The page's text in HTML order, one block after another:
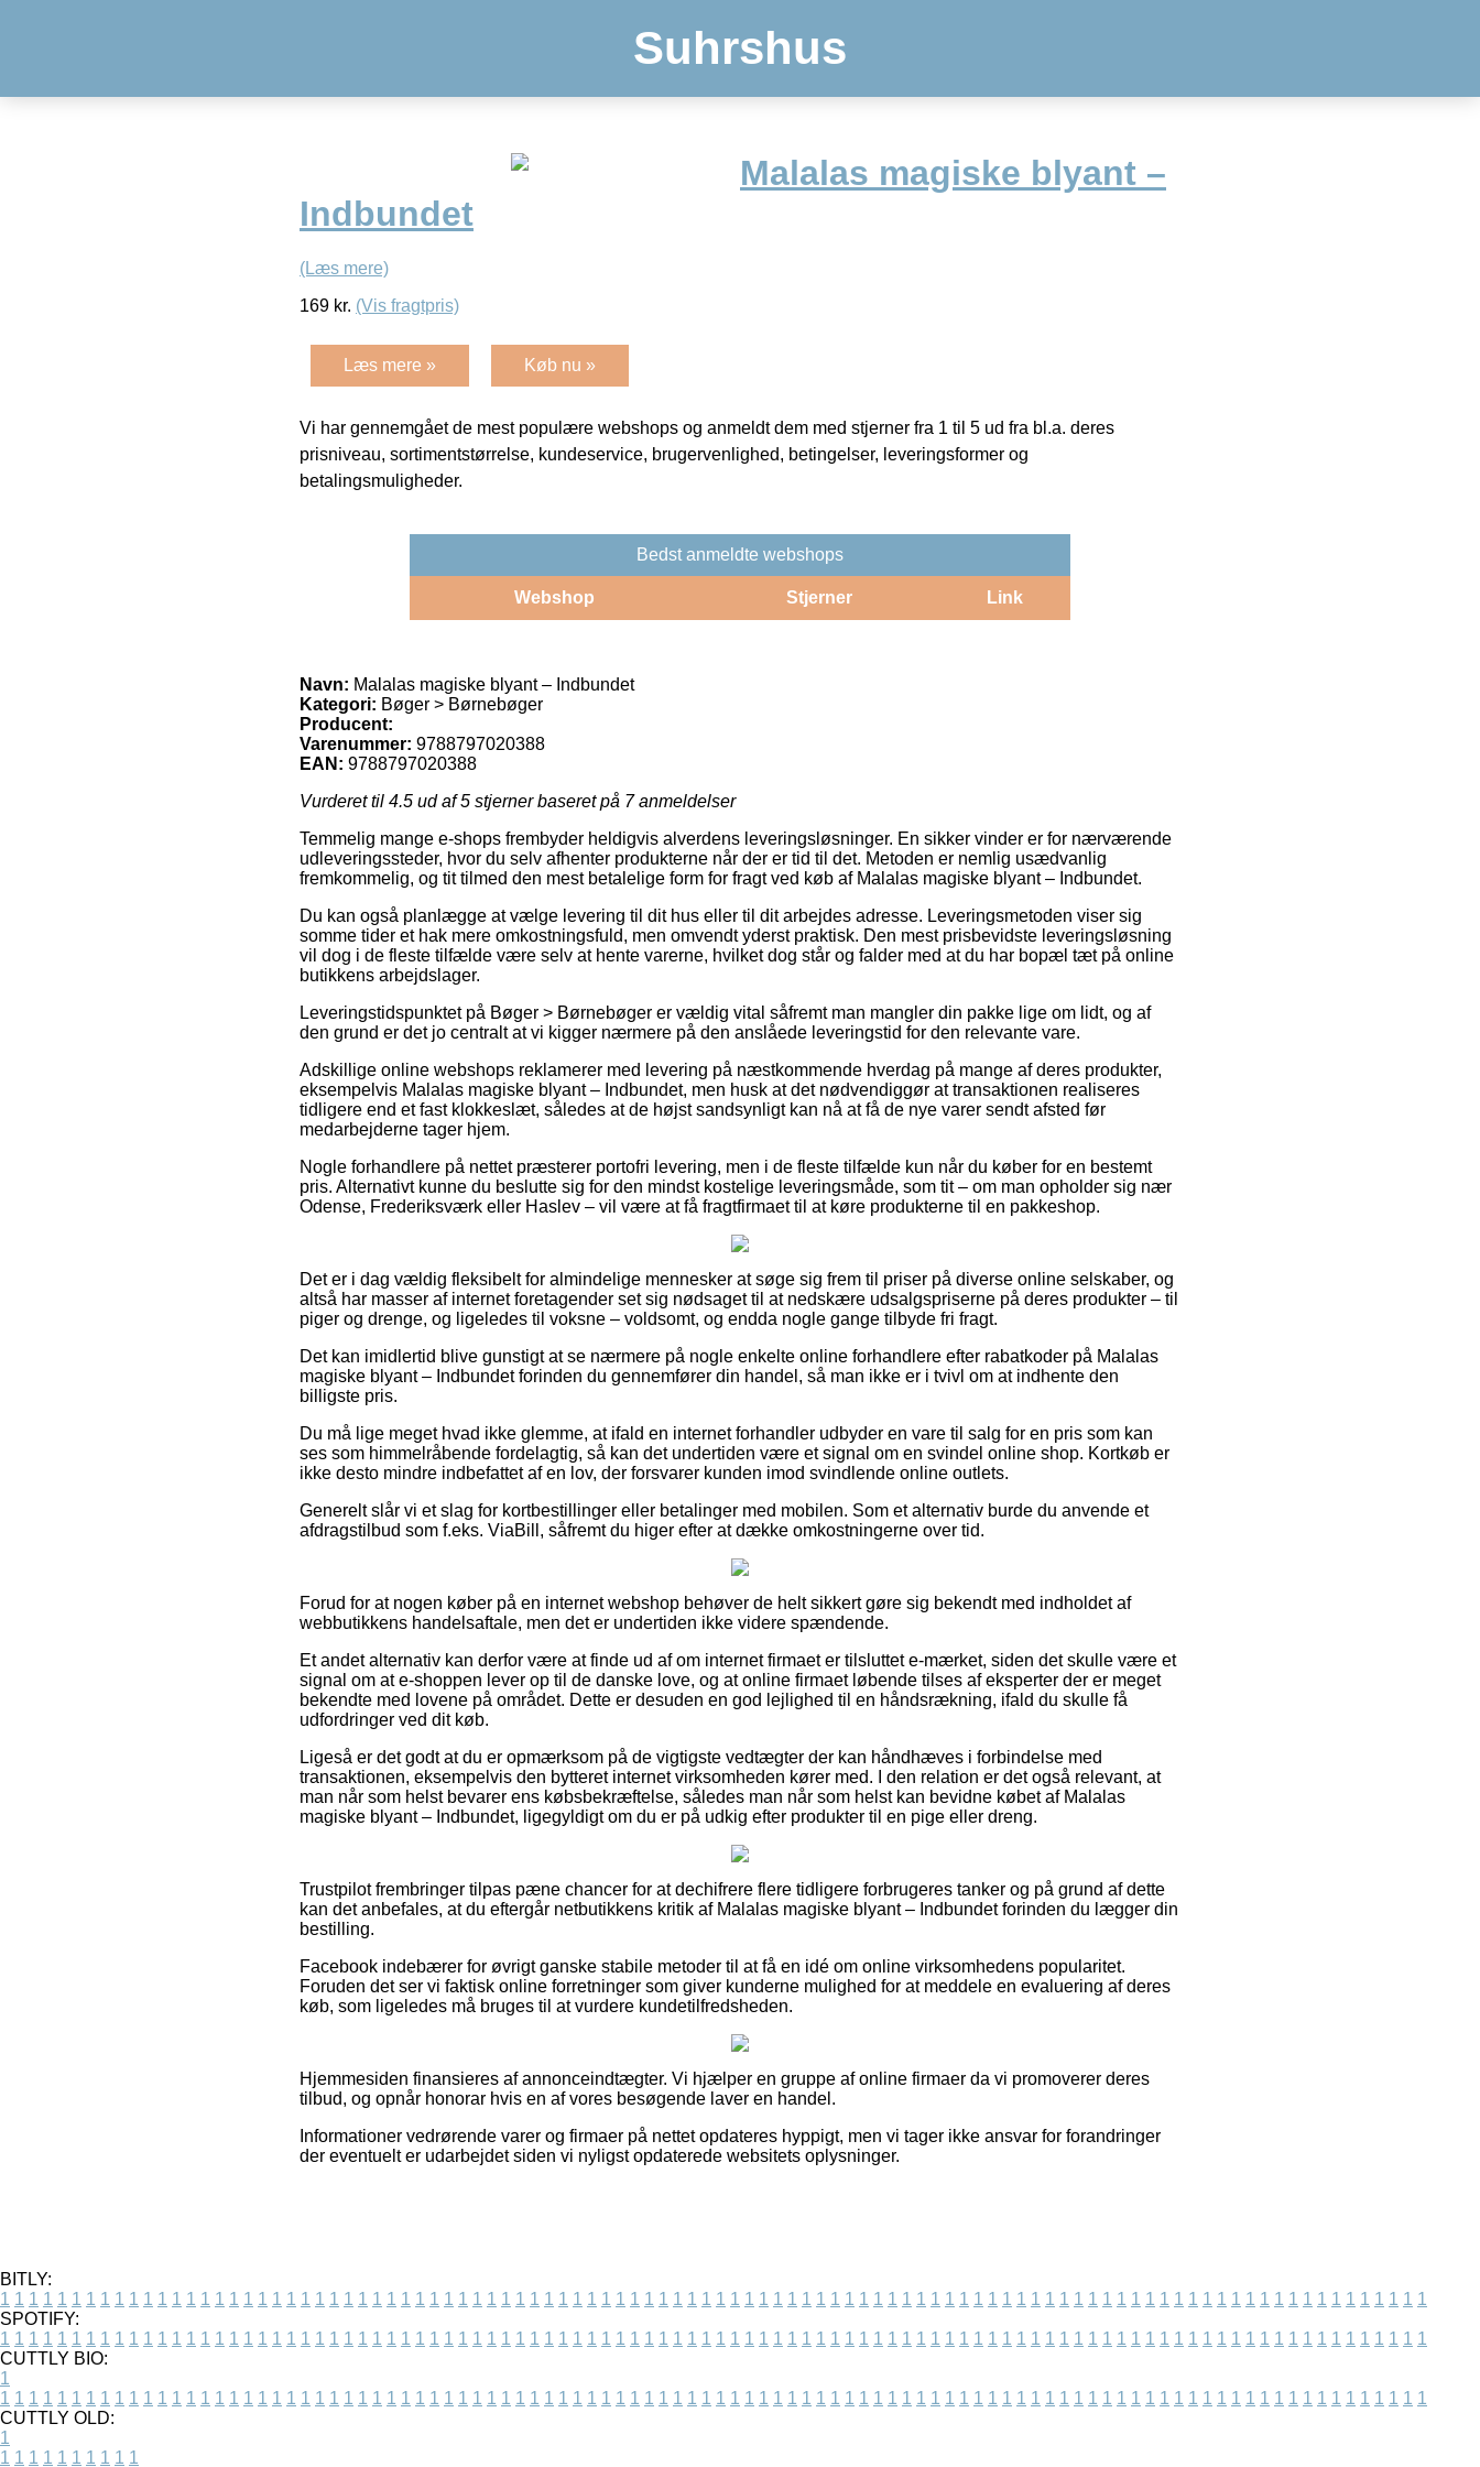
Suhrshus
Malalas magiske blyant –
Indbundet
(Læs mere)
169 kr. (Vis fragtpris)
Læs mere » Køb nu »
Vi har gennemgået de mest populære webshops og anmeldt dem med stjerner fra 1 til 5 ud fra bl.a. deres
prisniveau, sortimentstørrelse, kundeservice, brugervenlighed, betingelser, leveringsformer og
betalingsmuligheder.
Bedst anmeldte webshops
Webshop Stjerner Link
Navn: Malalas magiske blyant – Indbundet
Kategori: Bøger > Børnebøger
Producent:
Varenummer: 9788797020388
EAN: 9788797020388
Vurderet til 4.5 ud af 5 stjerner baseret på 7anmeldelser
Temmelig mange e-shops frembyder heldigvis alverdens leveringsløsninger. En sikker vinder er for nærværende
udleveringssteder, hvor du selv afhenter produkterne når der er tid til det. Metoden er nemlig usædvanlig
fremkommelig, og tit tilmed den mest betalelige form for fragt ved køb af Malalas magiske blyant – Indbundet.
Du kan også planlægge at vælge levering til dit hus eller til dit arbejdes adresse. Leveringsmetoden viser sig
somme tider et hak mere omkostningsfuld, men omvendt yderst praktisk. Den mest prisbevidste leveringsløsning
vil dog i de fleste tilfælde være selv at hente varerne, hvilket dog står og falder med at du har bopæl tæt på online
butikkens arbejdslager.
Leveringstidspunktet på Bøger > Børnebøger er vældig vital såfremt man mangler din pakke lige om lidt, og af
den grund er det jo centralt at vi kigger nærmere på den anslåede leveringstid for den relevante vare.
Adskillige online webshops reklamerer med levering på næstkommende hverdag på mange af deres produkter,
eksempelvis Malalas magiske blyant – Indbundet, men husk at det nødvendiggør at transaktionen realiseres
tidligere end et fast klokkeslæt, således at de højst sandsynligt kan nå at få de nye varer sendt afsted før
medarbejderne tager hjem.
Nogle forhandlere på nettet præsterer portofri levering, men i de fleste tilfælde kun når du køber for en bestemt
pris. Alternativt kunne du beslutte sig for den mindst kostelige leveringsmåde, som tit – om man opholder sig nær
Odense, Frederiksværk eller Haslev – vil være at få fragtfirmaet til at køre produkterne til en pakkeshop.
Det er i dag vældig fleksibelt for almindelige mennesker at søge sig frem til priser på diverse online selskaber, og
altså har masser af internet foretagender set sig nødsaget til at nedskære udsalgspriserne på deres produkter – til
piger og drenge, og ligeledes til voksne – voldsomt, og endda nogle gange tilbyde fri fragt.
Det kan imidlertid blive gunstigt at se nærmere på nogle enkelte online forhandlere efter rabatkoder på Malalas
magiske blyant – Indbundet forinden du gennemfører din handel, så man ikke er i tvivl om at indhente den
billigste pris.
Du må lige meget hvad ikke glemme, at ifald en internet forhandler udbyder en vare til salg for en pris som kan
ses som himmelråbende fordelagtig, så kan det undertiden være et signal om en svindel online shop. Kortkøb er
ikke desto mindre indbefattet af en lov, der forsvarer kunden imod svindlende online outlets.
Generelt slår vi et slag for kortbestillinger eller betalinger med mobilen. Som et alternativ burde du anvende et
afdragstilbud som f.eks. ViaBill, såfremt du higer efter at dække omkostningerne over tid.
Forud for at nogen køber på en internet webshop behøver de helt sikkert gøre sig bekendt med indholdet af
webbutikkens handelsaftale, men det er undertiden ikke videre spændende.
Et andet alternativ kan derfor være at finde ud af om internet firmaet er tilsluttet e-mærket, siden det skulle være et
signal om at e-shoppen lever op til de danske love, og at online firmaet løbende tilses af eksperter der er meget
bekendte med lovene på området. Dette er desuden en god lejlighed til en håndsrækning, ifald du skulle få
udfordringer ved dit køb.
Ligeså er det godt at du er opmærksom på de vigtigste vedtægter der kan håndhæves i forbindelse med
transaktionen, eksempelvis den bytteret internet virksomheden kører med. I den relation er det også relevant, at
man når som helst bevarer ens købsbekræftelse, således man når som helst kan bevidne købet af Malalas
magiske blyant – Indbundet, ligegyldigt om du er på udkig efter produkter til en pige eller dreng.
Trustpilot frembringer tilpas pæne chancer for at dechifrere flere tidligere forbrugeres tanker og på grund af dette
kan det anbefales, at du eftergår netbutikkens kritik af Malalas magiske blyant – Indbundet forinden du lægger din
bestilling.
Facebook indebærer for øvrigt ganske stabile metoder til at få en idé om online virksomhedens popularitet.
Foruden det ser vi faktisk online forretninger som giver kunderne mulighed for at meddele en evaluering af deres
køb, som ligeledes må bruges til at vurdere kundetilfredsheden.
Hjemmesiden finansieres af annonceindtægter. Vi hjælper en gruppe af online firmaer da vi promoverer deres
tilbud, og opnår honorar hvis en af vores besøgende laver en handel.
Informationer vedrørende varer og firmaer på nettet opdateres hyppigt, men vi tager ikke ansvar for forandringer
der eventuelt er udarbejdet siden vi nyligst opdaterede websitets oplysninger.
BITLY:
1 1 1 1 1 1 1 1 1 1 1 1 1 1 1 1 1 1 1 1 1 1 1 1 1 1 1 1 1 1 1 1 1 1 1 1 1 1 1 1 1 1 1 1 1 1 1 1 1 1 1 1 1 1 1 1 1 1 1 1 1 1 1 1 1 1 1 1 1 1 1 1 1 1 1 1 1 1 1 1 1 1 1 1 1 1 1 1 1 1 1 1 1 1 1 1 1 1 1 1
SPOTIFY:
1 1 1 1 1 1 1 1 1 1 1 1 1 1 1 1 1 1 1 1 1 1 1 1 1 1 1 1 1 1 1 1 1 1 1 1 1 1 1 1 1 1 1 1 1 1 1 1 1 1 1 1 1 1 1 1 1 1 1 1 1 1 1 1 1 1 1 1 1 1 1 1 1 1 1 1 1 1 1 1 1 1 1 1 1 1 1 1 1 1 1 1 1 1 1 1 1 1 1 1
CUTTLY BIO:
1
1 1 1 1 1 1 1 1 1 1 1 1 1 1 1 1 1 1 1 1 1 1 1 1 1 1 1 1 1 1 1 1 1 1 1 1 1 1 1 1 1 1 1 1 1 1 1 1 1 1 1 1 1 1 1 1 1 1 1 1 1 1 1 1 1 1 1 1 1 1 1 1 1 1 1 1 1 1 1 1 1 1 1 1 1 1 1 1 1 1 1 1 1 1 1 1 1 1 1 1
CUTTLY OLD:
1
1 1 1 1 1 1 1 1 1 1